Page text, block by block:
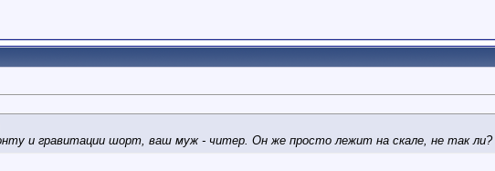
и гравитации шорт, ваш муж - читер. Он же просто лежит на скале, не так ли?